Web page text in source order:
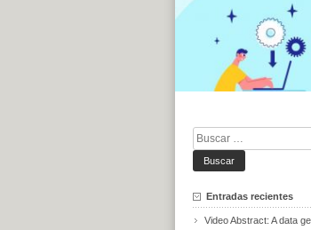
Buscar:
Entradas recientes
Video Abstract: A data